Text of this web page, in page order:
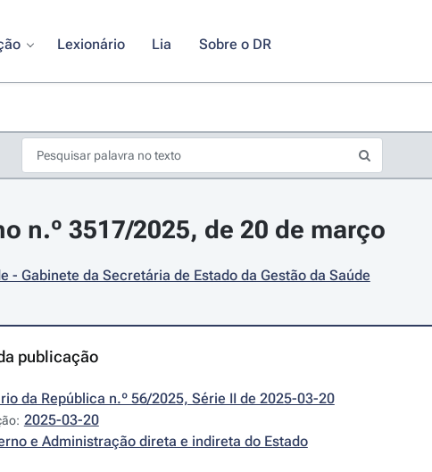
Lexionário Lia Sobre o DR
n.º 3517/2025, de 20 de março
- Gabinete da Secretária de Estado da Gestão da Saúde
publicação
da República n.º 56/2025, Série II de 2025-03-20
2025-03-20
e Administração direta e indireta do Estado